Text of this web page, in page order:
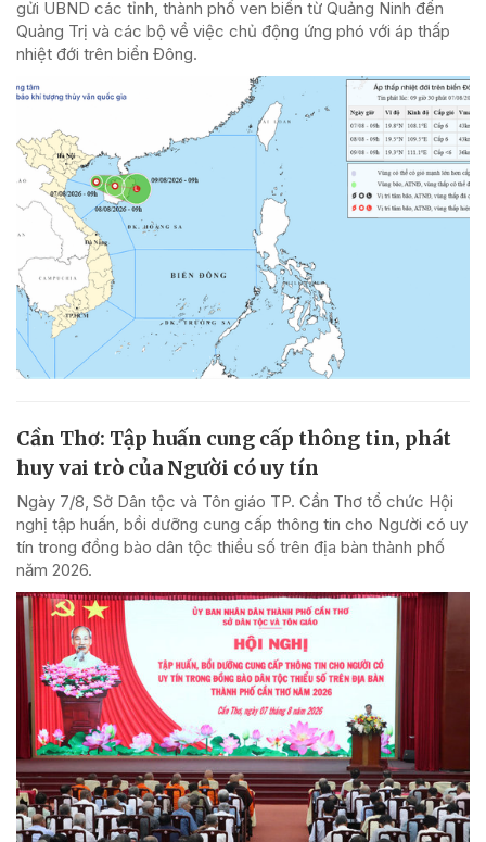
gửi UBND các tỉnh, thành phố ven biển từ Quảng Ninh đến
Quảng Trị và các bộ về việc chủ động ứng phó với áp thấp
nhiệt đới trên biển Đông.
Cần Thơ: Tập huấn cung cấp thông tin, phát
huy vai trò của Người có uy tín
Ngày 7/8, Sở Dân tộc và Tôn giáo TP. Cần Thơ tổ chức Hội
nghị tập huấn, bồi dưỡng cung cấp thông tin cho Người có uy
tín trong đồng bào dân tộc thiểu số trên địa bàn thành phố
năm 2026.